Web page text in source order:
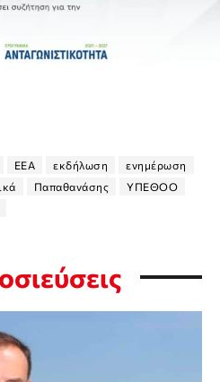
ΕΕΑ εκδήλωση
ενημέρωση
Παπαθανάσης
ΥΠΕΘΟΟ